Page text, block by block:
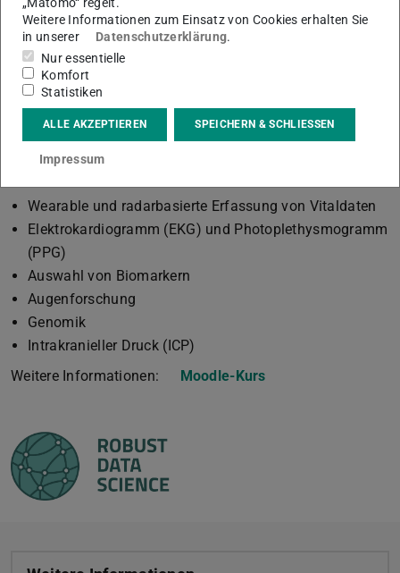
Methoden beinhalten u.a.:
Grundlagen des robusten statistischen Lernens
Robuste Regressionsmodelle
Robustes Clustering und Klassifizierung
Robuste Zeitreihen und Spektralanalyse
Hochdimensionale robuste Data Science
Wearable und radarbasierte Erfassung von Vitaldaten
Elektrokardiogramm (EKG) und Photoplethysmogramm
(PPG)
Auswahl von Biomarkern
Augenforschung
Genomik
Intrakranieller Druck (ICP)
Weitere Informationen:
Moodle-Kurs
Weitere Informationen zum Einsatz von Cookies erhalten Sie
in unserer
Datenschutzerklärung.
Nur essentielle
Komfort
Statistiken
ALLE AKZEPTIEREN SPEICHERN & SCHLIESSEN
Impressum